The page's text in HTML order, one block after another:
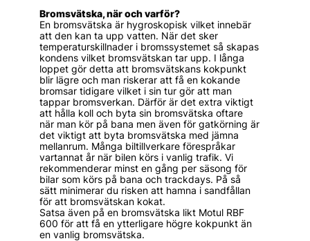
Bromsvätska, när och varför?
En bromsvätska är hygroskopisk vilket innebär
att den kan ta upp vatten. När det sker
temperaturskillnader i bromssystemet så skapas
kondens vilket bromsvätskan tar upp. I långa
loppet gör detta att bromsvätskans kokpunkt
blir lägre och man riskerar att få en kokande
bromsar tidigare vilket i sin tur gör att man
tappar bromsverkan. Därför är det extra viktigt
att hålla koll och byta sin bromsvätska oftare
när man kör på bana men även för gatkörning är
det viktigt att byta bromsvätska med jämna
mellanrum. Många biltillverkare förespråkar
vartannat år när bilen körs i vanlig trafik. Vi
rekommenderar minst en gång per säsong för
bilar som körs på bana och trackdays. På så
sätt minimerar du risken att hamna i sandfållan
för att bromsvätskan kokat.
Satsa även på en bromsvätska likt Motul RBF
600 för att få en ytterligare högre kokpunkt än
en vanlig bromsvätska.